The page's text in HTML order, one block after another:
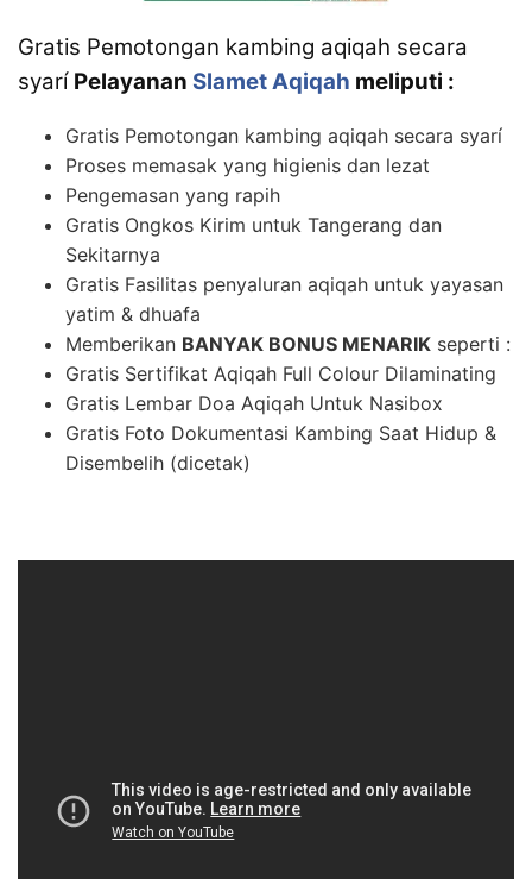
Gratis Pemotongan kambing aqiqah secara
syarí Pelayanan Slamet Aqiqah meliputi :
Gratis Pemotongan kambing aqiqah secara syarí
Proses memasak yang higienis dan lezat
Pengemasan yang rapih
Gratis Ongkos Kirim untuk Tangerang dan
Sekitarnya
Gratis Fasilitas penyaluran aqiqah untuk yayasan
yatim & dhuafa
Memberikan BANYAK BONUS MENARIK seperti :
Gratis Sertifikat Aqiqah Full Colour Dilaminating
Gratis Lembar Doa Aqiqah Untuk Nasibox
Gratis Foto Dokumentasi Kambing Saat Hidup &
Disembelih (dicetak)